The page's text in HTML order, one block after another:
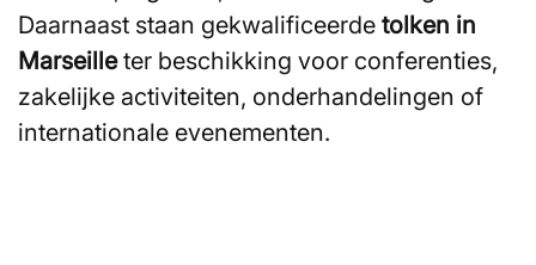
Daarnaast staan gekwalificeerde tolken in
Marseilleter beschikking voor conferenties,
zakelijke activiteiten, onderhandelingen of
internationale evenementen.